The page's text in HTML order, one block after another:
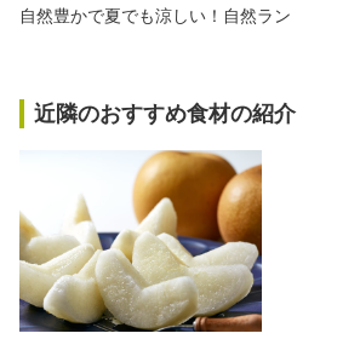
自然豊かで夏でも涼しい！自然ラン
近隣のおすすめ食材の紹介